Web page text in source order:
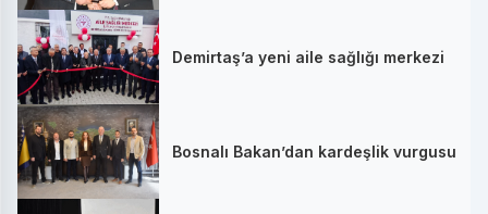
Demirtaş’a yeni aile sağlığı merkezi
Bosnalı Bakan’dan kardeşlik vurgusu